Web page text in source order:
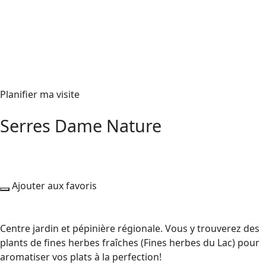
Planifier ma visite
Serres Dame Nature
Ajouter aux favoris
Centre jardin et pépinière régionale. Vous y trouverez des
plants de fines herbes fraîches (Fines herbes du Lac) pour
aromatiser vos plats à la perfection!